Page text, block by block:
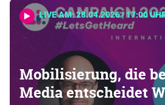
LIVE AM: 28.04.2026 | 17:00
Mobilisierung, die
Media entscheidet